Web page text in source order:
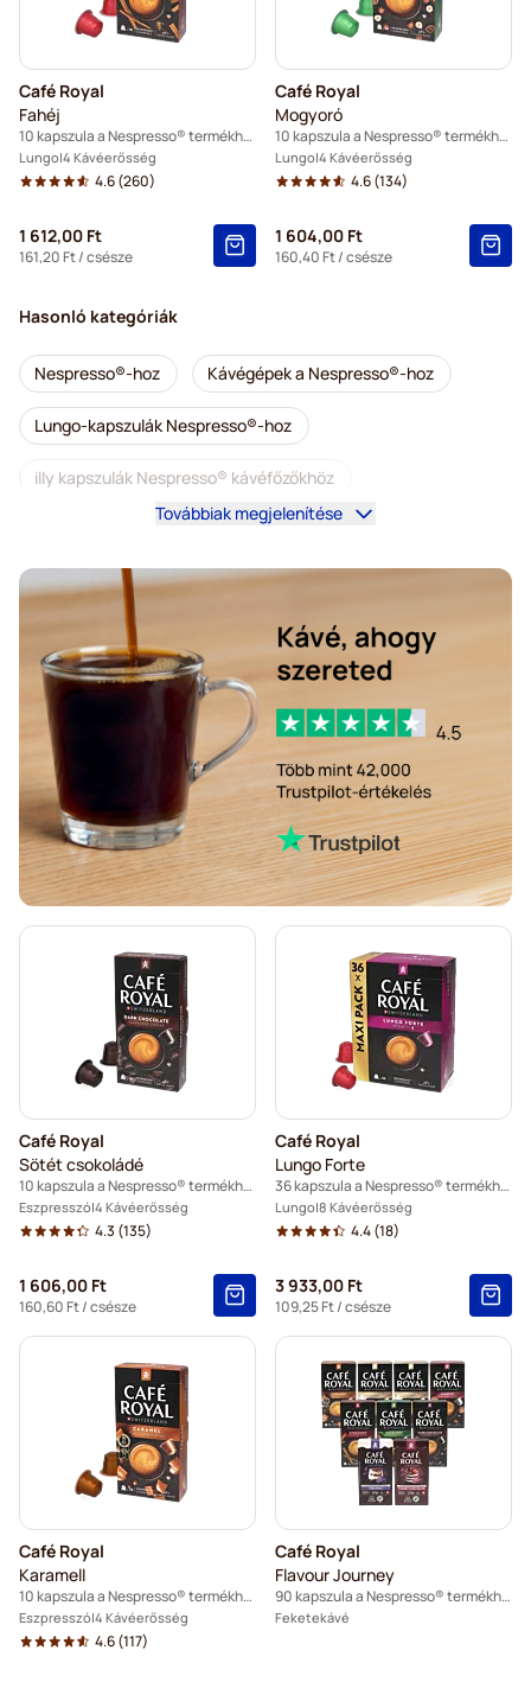
Café Royal
Fahéj
10 kapszula a Nespresso® termékhez
Lungo 4 Kávéerősség
4.6(260)
1 612,00 Ft
161,20 Ft/ csésze
Café Royal
Mogyoró
10 kapszula a Nespresso® termékhez
Lungo 4 Kávéerősség
4.6(134)
1 604,00 Ft
160,40 Ft/ csésze
Café Royal
Sötét csokoládé
10 kapszula a Nespresso® termékhez
Eszpresszó 4 Kávéerősség
4.3 (135)
1 606,00 Ft
160,60 Ft/ csésze
Café Royal
Lungo Forte
36 kapszula a Nespresso® termékhez
Lungo 8 Kávéerősség
4.4(18)
3 933,00 Ft
109,25 Ft/ csésze
Café Royal
Karamell
10 kapszula a Nespresso® termékhez
Eszpresszó 4 Kávéerősség
4.6(117)
Café Royal
Flavour Journey
90 kapszula a Nespresso® termékhez
Feketekávé
Hasonló kategóriák
Nespresso®-hoz Kávégépek a Nespresso®-hoz
Lungo-kapszulák Nespresso®-hoz
illy kapszulák Nespresso® kávéfőzőkhöz
Tartozékok a Nespresso®-hoz
Kiegészítő termékek és finomságok Nespresso®-hoz
Vízkőoldás és tisztítás Nespresso®-hoz
L’OR kapszulák Nespresso® kávéfőzőkhöz
Segafredo kapszulák Nespresso® kávéfőzőkhöz
Café René kapszulák Nespresso® kávéfőzőkhöz
Caffè Borbone kapszulák Nespresso® kávéfőzőkhöz
Kapszulák Nespresso®-hoz
Gevalia kapszulák Nespresso® kávéfőzőkhöz
Belmio kapszulák Nespresso® kávéfőzőkhöz
Friele kapszulák Nespresso® kávéfőzőkhöz
Tonino Lamborghini kapszulák Nespresso® kávéfőzőkhöz
Starbucks® a Nespresso®-hoz
Friends® kávékapszulák Nespresso® kávéfőzőkhöz
Továbbiak megjelenítése